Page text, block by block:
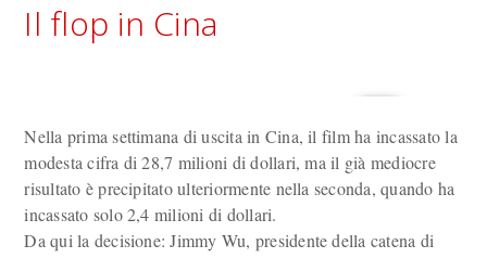
Il flop in Cina
Nella prima settimana di uscita in Cina, il film ha incassato la
modesta cifra di 28,7 milioni di dollari, ma il già mediocre
risultato è precipitato ulteriormente nella seconda, quando ha
incassato solo 2,4 milioni di dollari.
Da qui la decisione: Jimmy Wu, presidente della catena di